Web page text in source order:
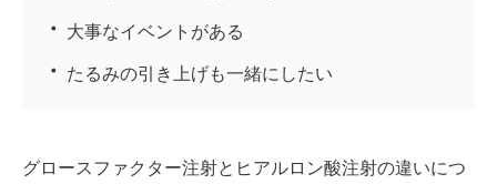
大事なイベントがある
たるみの引き上げも一緒にしたい
グロースファクター注射とヒアルロン酸注射の違いにつ